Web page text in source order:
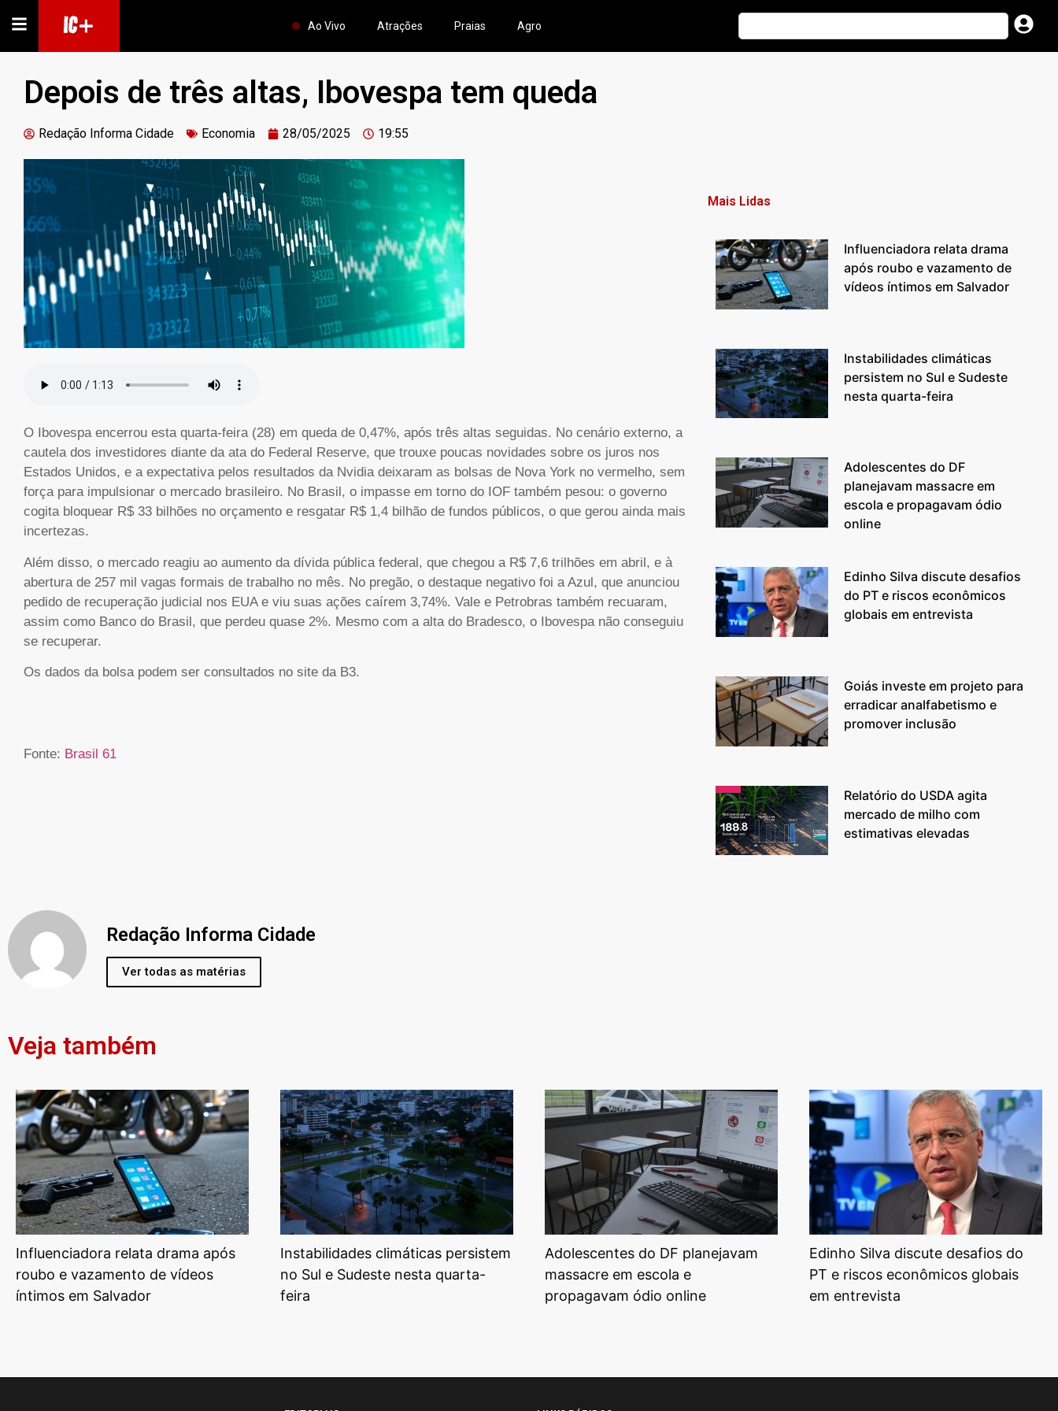
IC+ Ao Vivo Atrações Praias Agro
Depois de três altas, Ibovespa tem queda
Redação Informa Cidade Economia 28/05/2025 19:55
O Ibovespa encerrou esta quarta-feira (28) em queda de 0,47%, após três altas seguidas. No cenário externo, a
cautela dos investidores diante da ata do Federal Reserve, que trouxe poucas novidades sobre os juros nos
Estados Unidos, e a expectativa pelos resultados da Nvidia deixaram as bolsas de Nova York no vermelho, sem
força para impulsionar o mercado brasileiro. No Brasil, o impasse em torno do IOF também pesou: o governo
cogita bloquear R$ 33 bilhões no orçamento e resgatar R$ 1,4 bilhão de fundos públicos, o que gerou ainda mais
incertezas.
Além disso, o mercado reagiu ao aumento da dívida pública federal, que chegou a R$ 7,6 trilhões em abril, e à
abertura de 257 mil vagas formais de trabalho no mês. No pregão, o destaque negativo foi a Azul, que anunciou
pedido de recuperação judicial nos EUA e viu suas ações caírem 3,74%. Vale e Petrobras também recuaram,
assim como Banco do Brasil, que perdeu quase 2%. Mesmo com a alta do Bradesco, o Ibovespa não conseguiu
se recuperar.
Os dados da bolsa podem ser consultados no site da B3.
Fonte: Brasil 61
Mais Lidas
Influenciadora relata drama
após roubo e vazamento de
vídeos íntimos em Salvador
Instabilidades climáticas
persistem no Sul e Sudeste
nesta quarta-feira
Adolescentes do DF
planejavam massacre em
escola e propagavam ódio
online
Edinho Silva discute desafios
do PT e riscos econômicos
globais em entrevista
Goiás investe em projeto para
erradicar analfabetismo e
promover inclusão
Relatório do USDA agita
mercado de milho com
estimativas elevadas
Redação Informa Cidade
Ver todas as matérias
Veja também
Influenciadora relata drama após
roubo e vazamento de vídeos
íntimos em Salvador
Instabilidades climáticas persistem
no Sul e Sudeste nesta quarta-
feira
Adolescentes do DF planejavam
massacre em escola e
propagavam ódio online
Edinho Silva discute desafios do
PT e riscos econômicos globais
em entrevista